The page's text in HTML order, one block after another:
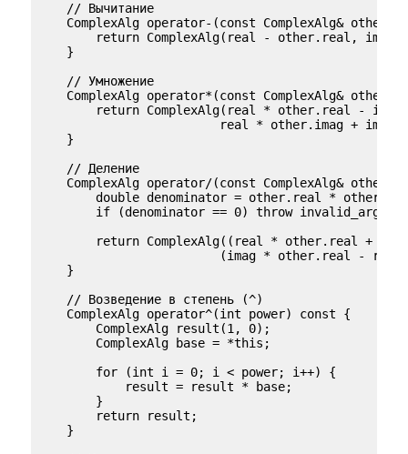
    // Вычитание
ComplexAlg operator-(const ComplexAlg& other)
return ComplexAlg(real - other.real, imag
    }
    // Умножение
ComplexAlg operator*(const ComplexAlg& other)
return ComplexAlg(real * other.real - imag
real * other.imag + imag
    }
    // Деление
ComplexAlg operator/(const ComplexAlg& other)
double denominator = other.real *
if (denominator == 0) throw
return ComplexAlg((real * other.real +
(imag * other.real -
    }
    // Возведение в степень (^)
    ComplexAlg operator^(int power) const {
        ComplexAlg result(1, 0);
        ComplexAlg base = *this;
        for (int i = 0; i < power; i++) {
            result = result * base;
        }
        return result;
    }